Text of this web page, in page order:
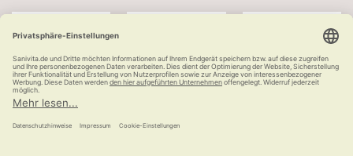
Kauf auf Rechnung